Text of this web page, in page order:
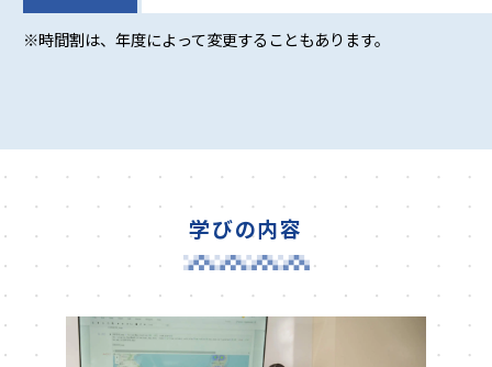
※時間割は、年度によって変更することもあります。
学びの内容